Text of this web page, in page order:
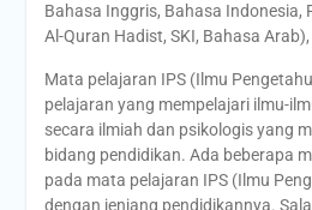
Bahasa Inggris, Bahasa Indonesia,
Al-Quran Hadist, SKI, Bahasa Arab),
Mata pelajaran IPS (Ilmu
pelajaran yang mempelajari ilmu-
secara ilmiah dan psikologis yang
bidang pendidikan. Ada beberapa
pada mata pelajaran IPS (Ilmu
dengan jenjang pendidikannya.